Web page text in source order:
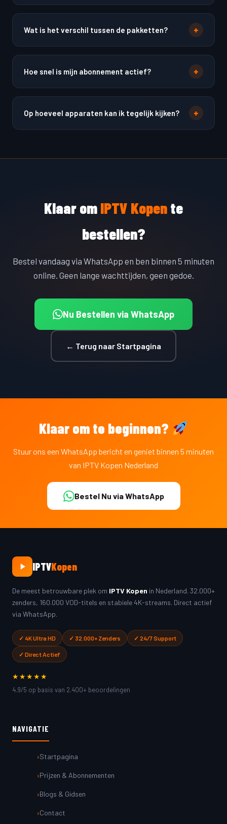
Wat is het verschil tussen de pakketten? +
Hoe snel is mijn abonnement actief? +
Op hoeveel apparaten kan ik tegelijk kijken? +
Klaar omIPTV Kopente
bestellen?
Bestel vandaag via WhatsApp en ben binnen 5 minuten
online. Geen lange wachttijden, geen gedoe.
Nu Bestellen via WhatsApp
← Terug naar Startpagina
Klaar om te beginnen?
Stuur ons een WhatsApp bericht en geniet binnen 5 minuten
van IPTV Kopen Nederland
Bestel Nu via WhatsApp
IPTVKopen
De meest betrouwbare plek om IPTV Kopen in Nederland. 32.000+
zenders, 160.000 VOD-titels en stabiele 4K-streams. Direct actief
via WhatsApp.
✓ 4K Ultra HD ✓ 32.000+ Zenders ✓ 24/7 Support
✓ Direct Actief
★★★★★
4.9/5 op basis van 2.400+ beoordelingen
NAVIGATIE
Startpagina
Prijzen & Abonnementen
Blogs & Gidsen
Contact